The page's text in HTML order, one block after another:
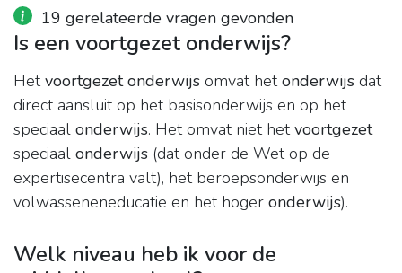
19 gerelateerde vragen gevonden
Is een voortgezet onderwijs?
Hetvoortgezet onderwijs omvat hetonderwijs dat
direct aansluit op het basisonderwijs en op het
speciaal onderwijs. Het omvat niet hetvoortgezet
speciaal onderwijs (dat onder de Wet op de
expertisecentra valt), het beroepsonderwijs en
volwasseneneducatie en het hoger onderwijs).
Welk niveau heb ik voor de